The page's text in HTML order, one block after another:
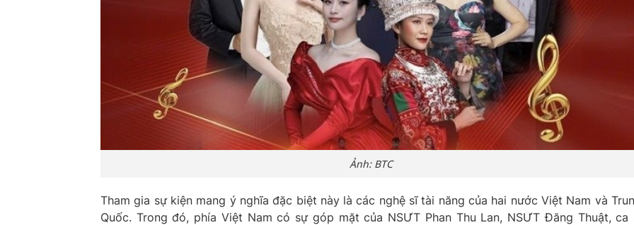
Ảnh: BTC
Tham gia sự kiện mang ý nghĩa đặc biệt này là các nghệ sĩ tài năng của hai nước Việt Nam và
Quốc. Trong đó, phía Việt Nam có sự góp mặt của NSƯT Phan Thu Lan, NSƯT Đăng Thuật, ca